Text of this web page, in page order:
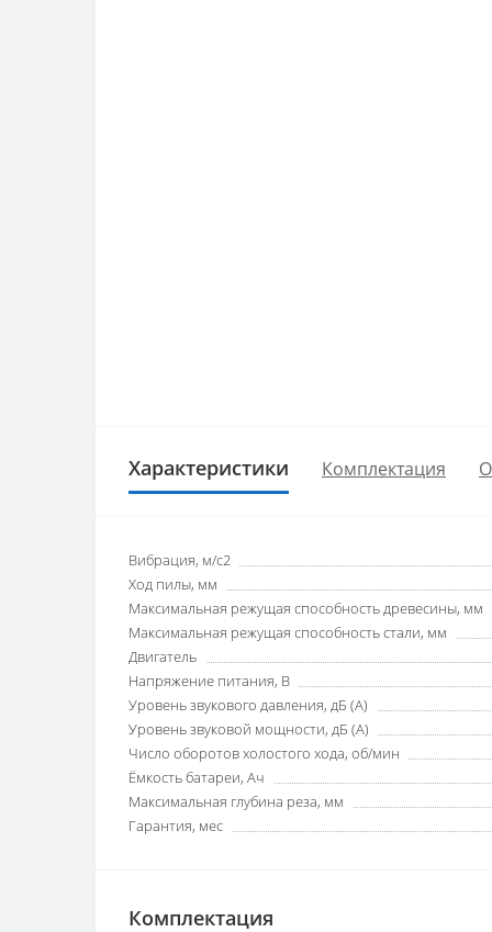
Характеристики Комплектация
Вибрация, м/с2
Ход пилы, мм
Максимальная режущая способность древесины, мм
Максимальная режущая способность стали, мм
Двигатель
Напряжение питания, В
Уровень звукового давления, дБ (А)
Уровень звуковой мощности, дБ (А)
Число оборотов холостого хода, об/мин
Ёмкость батареи, Ач
Максимальная глубина реза, мм
Гарантия, мес
Комплектация